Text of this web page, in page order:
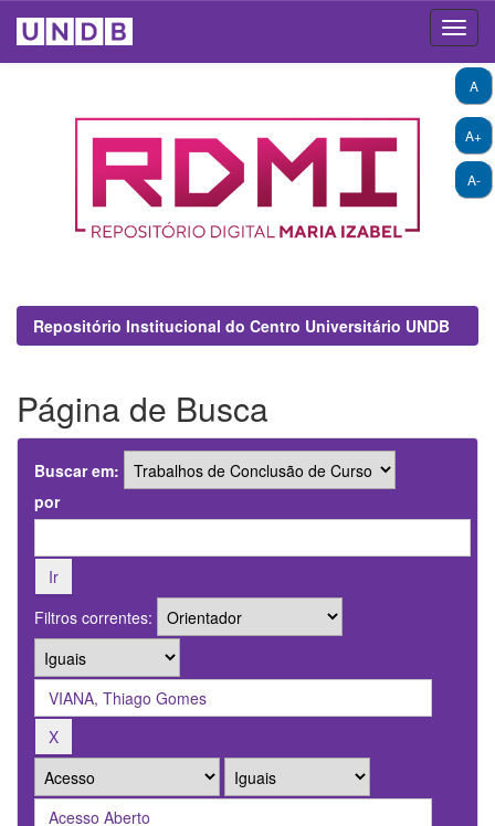
A+
A-
A
Repositório Institucional do Centro Universitário UNDB
Página de Busca
Buscar em:
por
Filtros correntes: